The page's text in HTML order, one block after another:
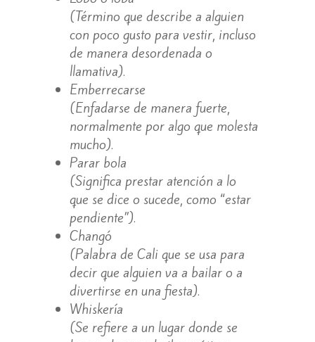
(Término que describe a alguien
con poco gusto para vestir, incluso
de manera desordenada o
llamativa).
Emberrecarse
(Enfadarse de manera fuerte,
normalmente por algo que molesta
mucho).
Parar bola
(Significa prestar atención a lo
que se dice o sucede, como “estar
pendiente”).
Changó
(Palabra de Cali que se usa para
decir que alguien va a bailar o a
divertirse en una fiesta).
Whiskería
(Se refiere a un lugar donde se